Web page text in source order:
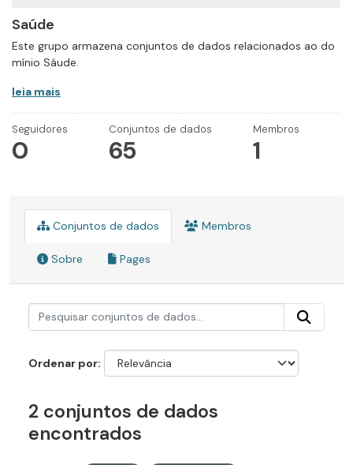
Saúde
Este grupo armazena conjuntos de dados relacionados ao do
mínio Sáude.
leia mais
Seguidores
0
Conjuntos de dados
65
Membros
1
Conjuntos de dados Membros
Sobre Pages
Ordenar por
2 conjuntos de dados
encontrados